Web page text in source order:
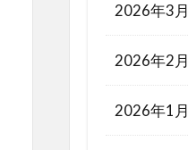
2026年3月
2026年2月
2026年1月